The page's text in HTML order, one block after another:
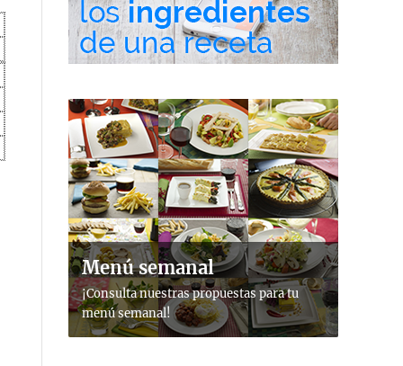
Menú semanal
¡Consulta nuestras propuestas para tu
menú semanal!